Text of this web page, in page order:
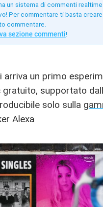
un sistema di commenti
Per commentare ti basta
commentare.
sezione commenti!
arriva un primo
gratuito, supportato
solo sulla
Alexa